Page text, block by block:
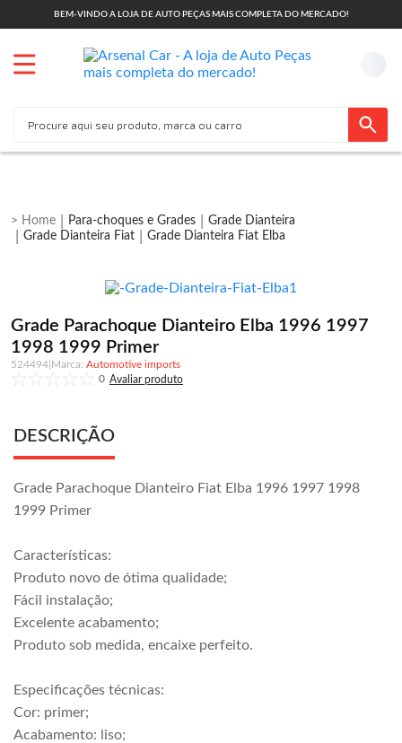
BEM-VINDO A LOJA DE AUTO PEÇAS MAIS COMPLETA DO MERCADO!
Para-choques e Grades
Grade Dianteira
Grade Dianteira Fiat
Grade Dianteira Fiat Elba
Grade Parachoque Dianteiro Elba 1996 1997
1998 1999 Primer
524494
Automotive imports
0
DESCRIÇÃO
Grade Parachoque Dianteiro Fiat Elba 1996 1997 1998
1999 Primer
Características:
Produto novo de ótima qualidade;
Fácil instalação;
Excelente acabamento;
Produto sob medida, encaixe perfeito.
Especificações técnicas:
Cor: primer;
Acabamento: liso;